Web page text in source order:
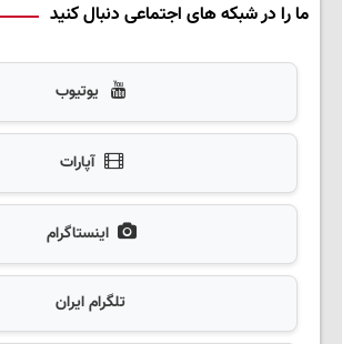
ما را در شبکه های اجتماعی دنبال کنید
یوتیوب
آپارات
اینستاگرام
تلگرام ایران